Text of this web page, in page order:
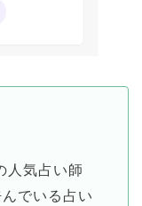
人気占い師
でいる占い